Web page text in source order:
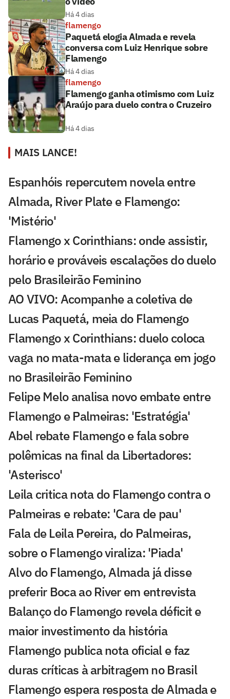
Há 4 dias
flamengo
Paquetá elogia Almada e revela
conversa com Luiz Henrique sobre
Flamengo
Há 4 dias
flamengo
Flamengo ganha otimismo com Luiz
Araújo para duelo contra o Cruzeiro
Há 4 dias
MAIS LANCE!
Espanhóis repercutem novela entre
Almada, River Plate e Flamengo:
'Mistério'
Flamengo x Corinthians: onde assistir,
horário e prováveis escalações do duelo
pelo Brasileirão Feminino
AO VIVO: Acompanhe a coletiva de
Lucas Paquetá, meia do Flamengo
Flamengo x Corinthians: duelo coloca
vaga no mata-mata e liderança em jogo
no Brasileirão Feminino
Felipe Melo analisa novo embate entre
Flamengo e Palmeiras: 'Estratégia'
Abel rebate Flamengo e fala sobre
polêmicas na final da Libertadores:
'Asterisco'
Leila critica nota do Flamengo contra o
Palmeiras e rebate: 'Cara de pau'
Fala de Leila Pereira, do Palmeiras,
sobre o Flamengo viraliza: 'Piada'
Alvo do Flamengo, Almada já disse
preferir Boca ao River em entrevista
Balanço do Flamengo revela déficit e
maior investimento da história
Flamengo publica nota oficial e faz
duras críticas à arbitragem no Brasil
Flamengo espera resposta de Almada e